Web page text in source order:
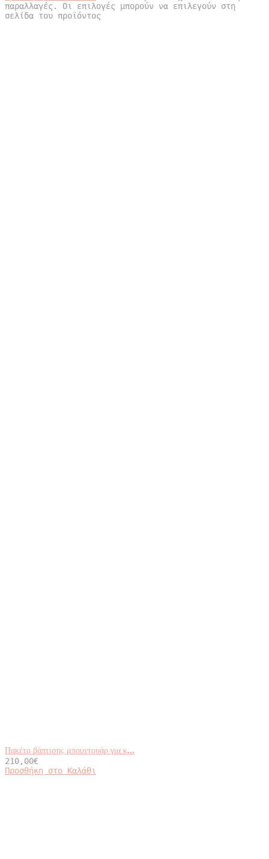
παραλλαγές. Οι επιλογές μπορούν να επιλεγούν στη
σελίδα του προϊόντος
Πακέτο βάπτισης μπουντουάρ για κ...
210,00€
Προσθήκη στο Καλάθι